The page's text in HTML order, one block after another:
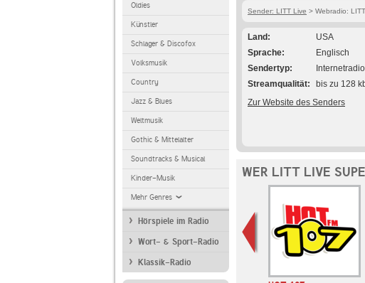
Oldies
Künstler
Schlager & Discofox
Volksmusik
Country
Jazz & Blues
Weltmusik
Gothic & Mittelalter
Soundtracks & Musical
Kinder-Musik
Mehr Genres
Hörspiele im Radio
Wort- & Sport-Radio
Klassik-Radio
Sender: LITT Live > Webradio:
Land
USA
Sprache
Englisch
Sendertyp
Internetradio
Streamqualität
bis zu 128
Zur Website des Senders
WER LITT LIVE